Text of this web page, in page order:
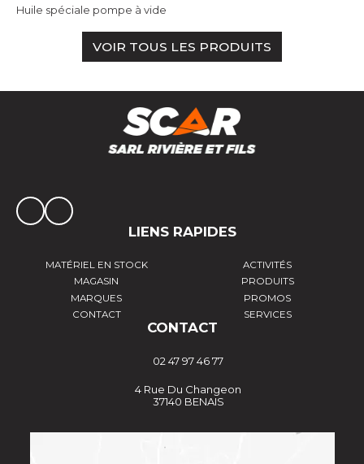
Huile spéciale pompe à vide
VOIR TOUS LES PRODUITS
LIENS RAPIDES
MATÉRIEL EN STOCK
ACTIVITÉS
MAGASIN
PRODUITS
MARQUES
PROMOS
CONTACT
SERVICES
CONTACT
02 47 97 46 77
4 Rue Du Changeon
37140 BENAIS